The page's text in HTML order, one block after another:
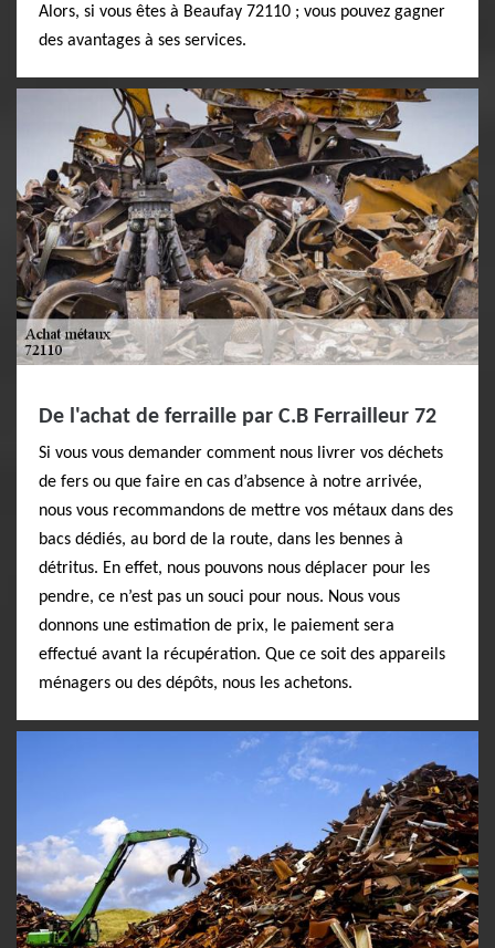
Alors, si vous êtes à Beaufay 72110 ; vous pouvez gagner
des avantages à ses services.
De l'achat de ferraille par C.B Ferrailleur 72
Si vous vous demander comment nous livrer vos déchets
de fers ou que faire en cas d’absence à notre arrivée,
nous vous recommandons de mettre vos métaux dans des
bacs dédiés, au bord de la route, dans les bennes à
détritus. En effet, nous pouvons nous déplacer pour les
pendre, ce n’est pas un souci pour nous. Nous vous
donnons une estimation de prix, le paiement sera
effectué avant la récupération. Que ce soit des appareils
ménagers ou des dépôts, nous les achetons.